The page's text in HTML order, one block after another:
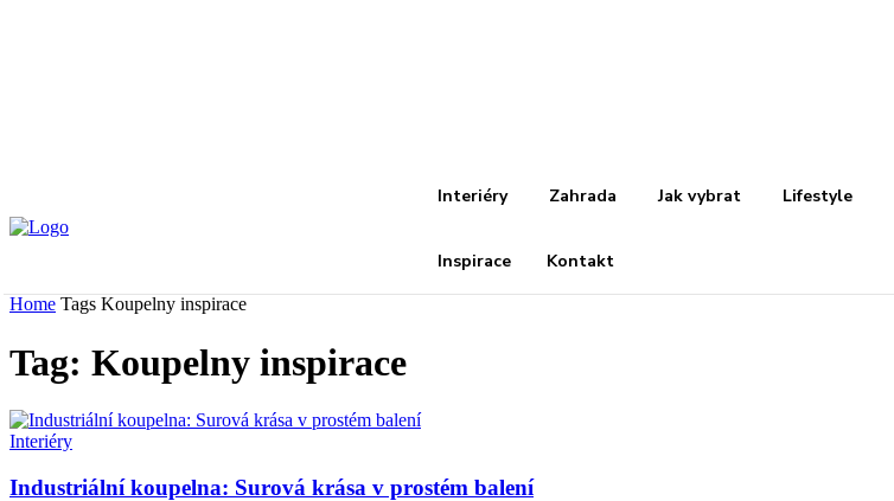
Interiéry Zahrada Jak vybrat Lifestyle
Inspirace Kontakt
Home Tags Koupelny inspirace
Tag: Koupelny inspirace
Interiéry
Industriální koupelna: Surová krása v prostém balení